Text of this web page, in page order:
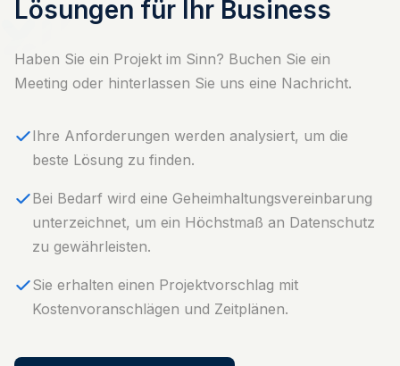
Lösungen für Ihr Business
Haben Sie ein Projekt im Sinn? Buchen Sie ein
Meeting oder hinterlassen Sie uns eine Nachricht.
Ihre Anforderungen werden analysiert, um die
beste Lösung zu finden.
⁠Bei Bedarf wird eine Geheimhaltungsvereinbarung
unterzeichnet, um ein Höchstmaß an Datenschutz
zu gewährleisten.
Sie erhalten einen Projektvorschlag mit
Kostenvoranschlägen und Zeitplänen.